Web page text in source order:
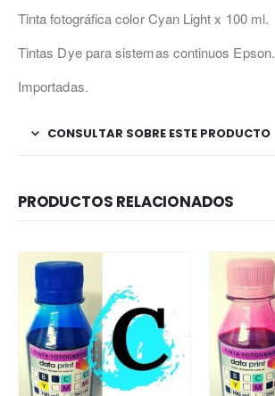
Tinta fotográfica color Cyan Light x 100 ml.
Tintas Dye para sistemas continuos Epson.
Importadas.
CONSULTAR SOBRE ESTE PRODUCTO
PRODUCTOS RELACIONADOS